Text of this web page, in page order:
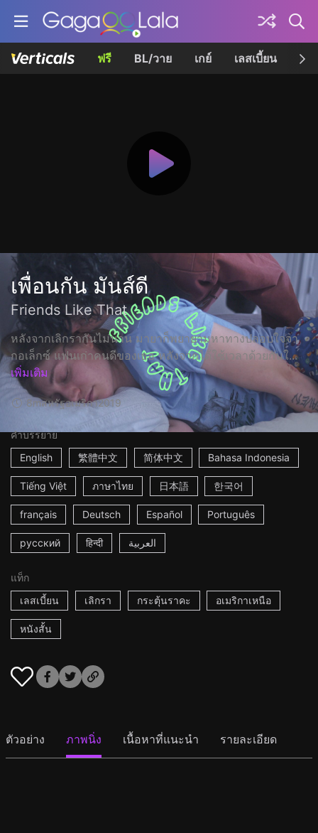
ฟรี BL/วาย เกย์ เลสเบี้ยน เค
เพื่อนกัน มันส์ดี
Friends Like That
หลังจากเลิกรากันไม่นาน มายาก็พยายามหาทางปลอบใจจา
กอเล็กซ์ แฟนเก่าคนดีของเธอ หลังจากได้ใช้เวลาด้วยกันใ...
เพิ่มเติม
8mสหรัฐอเมริกา2019
คำบรรยาย
English
繁體中文 简体中文 Bahasa Indonesia
Tiếng Việt ภาษาไทย 日本語 한국어
français Deutsch Español Português
русский हिन्दी العربية
แท็ก
เลสเบี้ยน
เลิกรา กระตุ้นราคะ อเมริกาเหนือ
หนังสั้น
ตัวอย่าง ภาพนิ่ง เนื้อหาที่แนะนำ รายละเอียด